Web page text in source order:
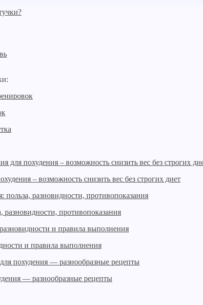
– возможность снизить вес без строгих диет
разновидности, противопоказания
и правила выполнения
— разнообразные рецепты